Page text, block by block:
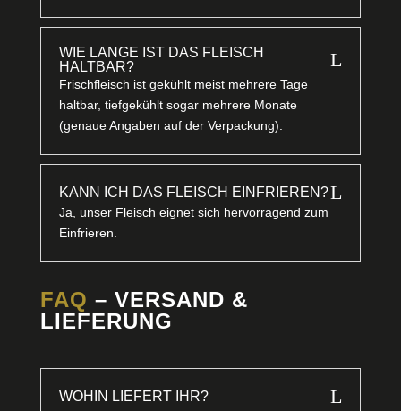
WIE LANGE IST DAS FLEISCH
HALTBAR?
L
Frischfleisch ist gekühlt meist mehrere Tage
haltbar, tiefgekühlt sogar mehrere Monate
(genaue Angaben auf der Verpackung).
KANN ICH DAS FLEISCH EINFRIEREN?L
Ja, unser Fleisch eignet sich hervorragend zum
Einfrieren.
FAQ – VERSAND &
LIEFERUNG
WOHIN LIEFERT IHR? L